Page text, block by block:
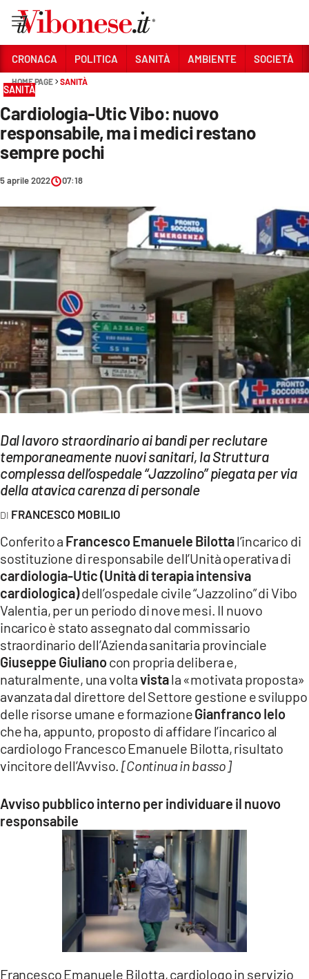
Sezioni
CRONACA
POLITICA
SOCIETÀ
CULTURA
ECONOMIA E LAVORO
EVENTI
SPORT
Streaming
LAC TV
LAC NETWORK
LAC ONAIR
LaC
Network
LACPLAY.IT
LACTV.IT
LACONAIR.IT
LACITYMAG.IT
ILREGGINO.IT
COSENZACHANNEL.IT
ILVIBONESE.IT
CATANZAROCHANNEL.IT
App
CRONACA POLITICA SANITÀ AMBIENTE SOCIETÀ
HOME PAGE SANITÀ
SANITÀ
Cardiologia-Utic Vibo: nuovo
responsabile, ma i medici restano
sempre pochi
5 aprile 2022 07:18
Dal lavoro straordinario ai bandi per reclutare
temporaneamente nuovi sanitari, la Struttura
complessa dell’ospedale “Jazzolino” piegata per via
della atavica carenza di personale
FRANCESCO MOBILIO
Conferito a Francesco Emanuele Bilottal’incarico di
sostituzione di responsabile dell’Unità operativa di
cardiologia-Utic (Unità di terapia intensiva
cardiologica)dell’ospedale civile “Jazzolino” di Vibo
Valentia, per un periodo di nove mesi. Il nuovo
incarico è stato assegnato dal commissario
straordinario dell’Azienda sanitaria provinciale
Giuseppe Giulianocon propria delibera e,
naturalmente, una voltavistala «motivata proposta»
avanzata dal direttore del Settore gestione e sviluppo
delle risorse umane e formazioneGianfranco Ielo
che ha, appunto, proposto di affidare l’incarico al
cardiologo Francesco Emanuele Bilotta, risultato
vincitore dell’Avviso.[Continua in basso]
Avviso pubblico interno per individuare il nuovo
responsabile
Francesco Emanuele Bilotta, cardiologo in servizio